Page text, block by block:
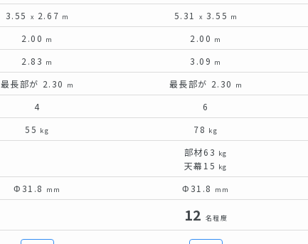
3.55 x 2.67 m 5.31 x 3.55 m
2.00 m 2.00 m
2.83 m 3.09 m
最長部が 2.30 m 最長部が 2.30 m
4 6
55 kg 78 kg
部材63 kg
天幕15 kg
Φ31.8 mm Φ31.8 mm
12 名程度